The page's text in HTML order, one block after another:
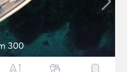
300